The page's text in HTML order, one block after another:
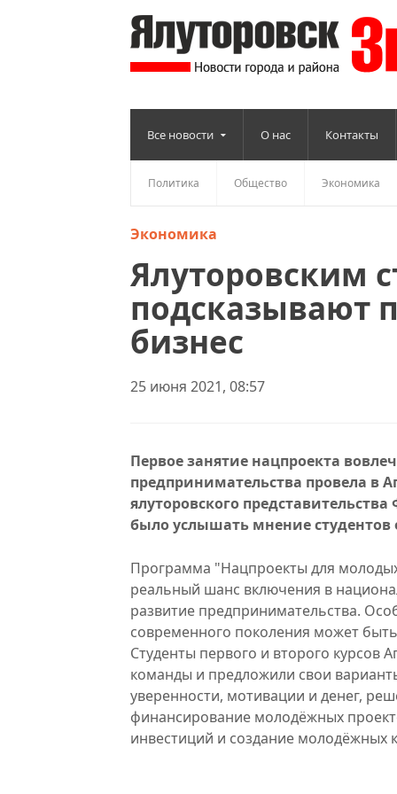
Все новости О нас Контакты
Политика Общество Экономика
Экономика
Ялуторовским
подсказывают
бизнес
25 июня 2021, 08:57
Первое занятие нацпроекта
предпринимательства провела в
ялуторовского
было услышать мнение
Программа "Нацпроекты для
реальный шанс включения в
развитие предпринимательства.
современного поколения может
Студенты первого и второго курсов
команды и предложили свои
уверенности, мотивации и денег,
финансирование молодёжных
инвестиций и создание молодёжных